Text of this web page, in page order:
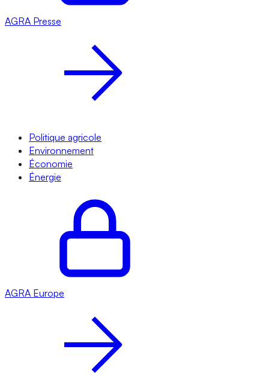
AGRA Presse
Politique agricole
Environnement
Économie
Énergie
AGRA Europe